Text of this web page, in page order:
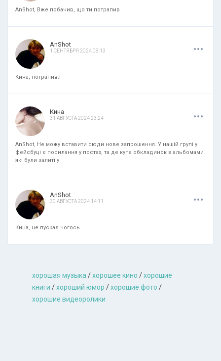
AnShot, Вже побачив, що ти потрапив
AnShot
1 СЕНТЯБРЯ 2024 08:13 ...
Кина, потрапив.!
Кина
31 АВГУСТА 2024 23:24 ...
AnShot, Не можу вставити сюди нове запрошення. У нашій групі у
фейсбуці є посилання у постах, та де купа обкладинок з альбомами
які були залиті у
AnShot
30 АВГУСТА 2024 14:11 ...
Кина, не пускає чогось
хорошая музыкa/хорошее кино /хорошие
книги /хороший юмор /хорошие фото /
хорошие видеоролики